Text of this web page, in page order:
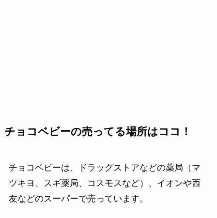
チョコベビーの売ってる場所はココ！
チョコベビーは、ドラッグストアなどの薬局（マ
ツキヨ、スギ薬局、コスモスなど）、イオンや西
友などのスーパーで売っています。